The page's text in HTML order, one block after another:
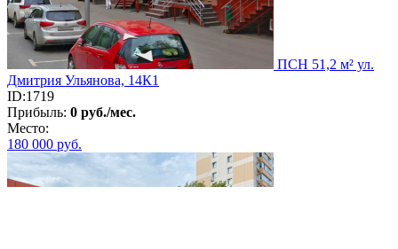
ПСН 51,2 м² ул.
Дмитрия Ульянова, 14К1
ID:1719
Прибыль: 0 руб./мес.
Место:
180 000 руб.